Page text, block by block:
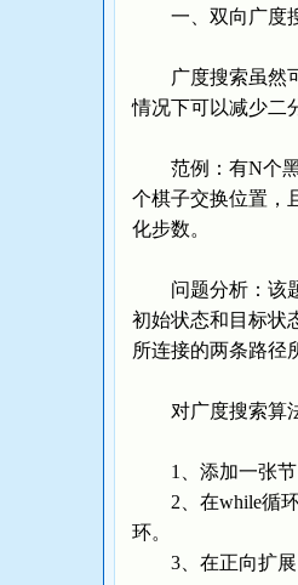
一、双向广度
广度搜索虽然可
情况下可以减少二
范例：有N个黑
个棋子交换位置，
化步数。
问题分析：该题
初始状态和目标状
所连接的两条路
对广度搜索算
1、添加一张节
2、在while循环
环。
3、在正向扩展